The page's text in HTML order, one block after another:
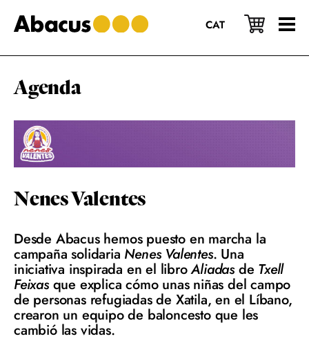
al
contenido
a
la
lateral
al
pie
página
CAT
Agenda
Nenes Valentes
Desde Abacus hemos puesto en marcha la
campaña solidaria Nenes Valentes. Una
iniciativa inspirada en el libroAliadasde Txell
Feixasque explica cómo unas niñas del campo
de personas refugiadas de Xatila, en el Líbano,
crearon un equipo de baloncesto que les
cambió las vidas.